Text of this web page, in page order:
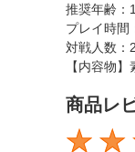
推奨年齢：
プレイ時間
対戦人数：
【内容物
商品レ